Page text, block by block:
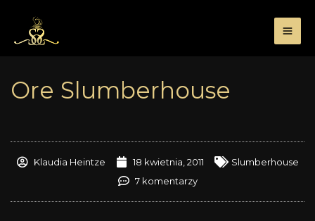
treści
Ore Slumberhouse
Klaudia Heintze 18 kwietnia, 2011
Slumberhouse
7 komentarzy